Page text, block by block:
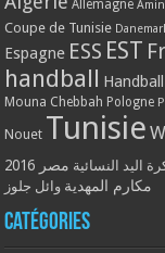
Allemagne
Coupe de Tunisie
Espagne ESS EST
handball
Mouna Chebbah Pologne
Nouet Tunisie
اليد النسائية مصر 2016
مكارم المهدية وائل جلوز
Catégories